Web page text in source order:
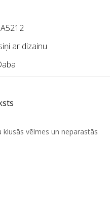
ar dizainu
klusās vēlmes un neparastās